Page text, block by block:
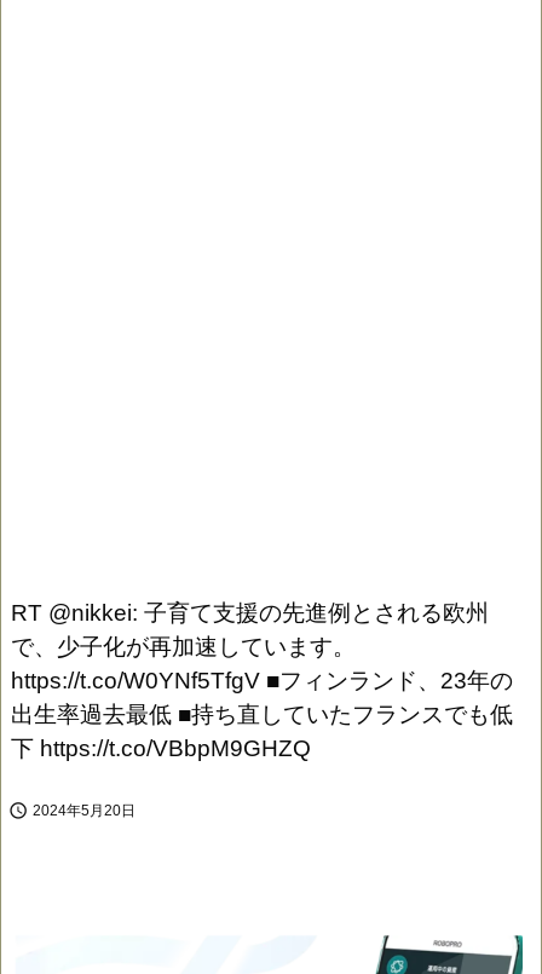
RT @nikkei: 子育て支援の先進例とされる欧州
で、少子化が再加速しています。
https://t.co/W0YNf5TfgV ■フィンランド、23年の
出生率過去最低 ■持ち直していたフランスでも低
下 https://t.co/VBbpM9GHZQ
 2024年5月20日